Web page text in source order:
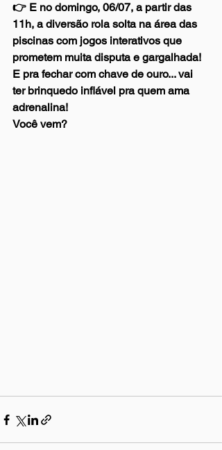
👉 E no domingo, 06/07, a partir das
11h, a diversão rola solta na área das
piscinas com jogos interativos que
prometem muita disputa e gargalhada!
E pra fechar com chave de ouro... vai
ter brinquedo inflável pra quem ama
adrenalina!
Você vem?